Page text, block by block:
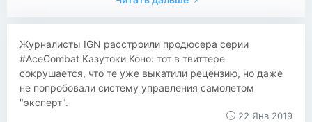
Журналисты IGN расстроили продюсера серии
#AceCombat Казутоки Коно: тот в твиттере
сокрушается, что те уже выкатили рецензию, но даже
не попробовали систему управления самолетом
"эксперт".
22 Янв 2019